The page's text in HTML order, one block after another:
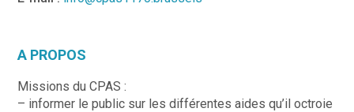
A PROPOS
Missions du CPAS :
– informer le public sur les différentes aides qu’il octroie